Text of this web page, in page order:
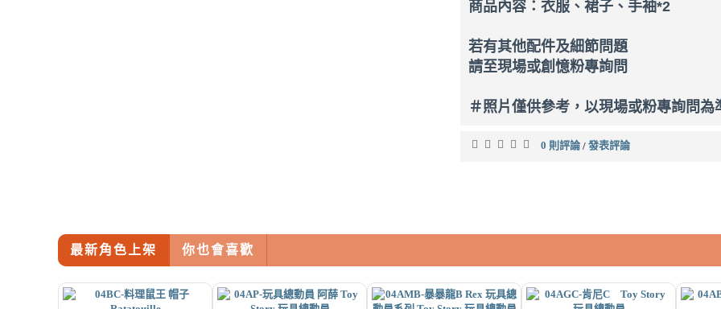
商品內容：衣服、裙子、手袖*2
若有其他配件及細節問題
請至現場或創憶粉專詢問
＃照片僅供參考，以現場或粉專詢問為
0 則評論 / 發表評論
最新角色上架 你也會喜歡